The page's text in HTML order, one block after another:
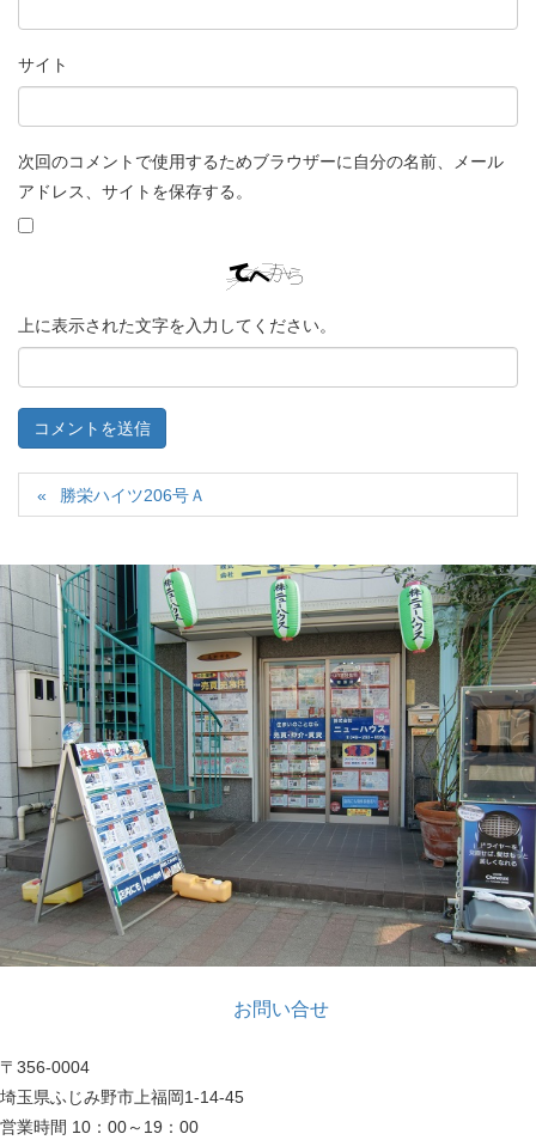
サイト
次回のコメントで使用するためブラウザーに自分の名前、メール
アドレス、サイトを保存する。
上に表示された文字を入力してください。
勝栄ハイツ206号Ａ
お問い合せ
〒356-0004
埼玉県ふじみ野市上福岡1-14-45
営業時間 10：00～19：00